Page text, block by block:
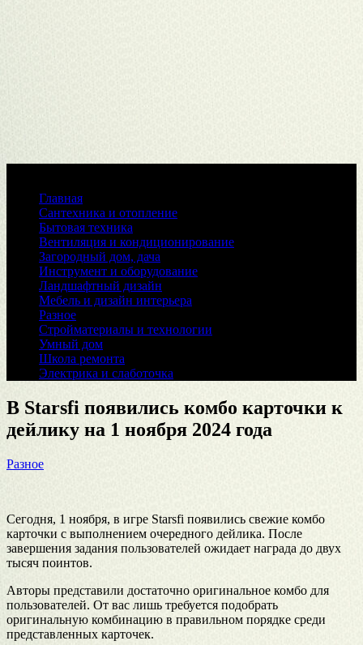
Главная
Сантехника и отопление
Бытовая техника
Вентиляция и кондиционирование
Загородный дом, дача
Инструмент и оборудование
Ландшафтный дизайн
Мебель и дизайн интерьера
Разное
Стройматериалы и технологии
Умный дом
Школа ремонта
Электрика и слаботочка
В Starsfi появились комбо карточки к
дейлику на 1 ноября 2024 года
Разное
Сегодня, 1 ноября, в игре Starsfi появились свежие комбо
карточки с выполнением очередного дейлика. После
завершения задания пользователей ожидает награда до двух
тысяч поинтов.
Авторы представили достаточно оригинальное комбо для
пользователей. От вас лишь требуется подобрать
оригинальную комбинацию в правильном порядке среди
представленных карточек.